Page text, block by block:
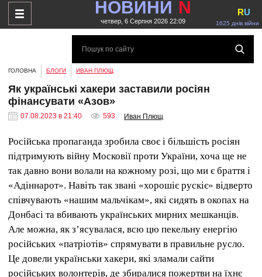
НОВИНИ N
четвер, 6 Серпня 2026 22:09 1625 днів війни
RU
ГОЛОВНА БЛОГИ ИВАН ПЛЮЩ
Як українські хакери заставили росіян
фінансувати «Азов»
07.08.2023 в 21:40 593 Иван Плющ
Російська пропаганда зробила своє і більшість росіян
підтримують війну Московії проти України, хоча ще не
так давно вони волали на кожному розі, що ми є браття і
«Адіннарот». Навіть так звані «хорошіє рускіє» відверто
співчувають «нашим мальчікам», які сидять в окопах на
Донбасі та вбивають українських мирних мешканців.
Але можна, як з’ясувалася, всю цю пекельну енергію
російських «патріотів» спрямувати в правильне русло.
Це довели українськи хакери, які зламали сайти
російських волонтерів, де збиралися пожертви на їхнє